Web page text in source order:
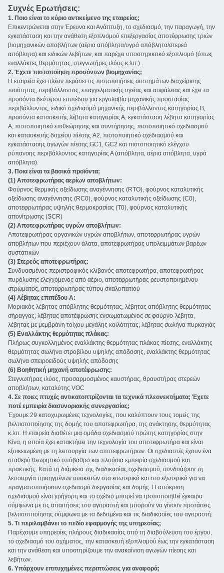
Συχνές Ερωτήσεις:
1. Ποιο είναι το κύριο αντικείμενο της εταιρείας;
Επικεντρώνεται στην Έρευνα και Ανάπτυξη, το σχεδιασμό, την παραγωγή, την
εγκατάσταση και την ανάθεση εξοπλισμού επεξεργασίας αποτέφρωσης τριών
βιομηχανικών αποβλήτων (αέρια απόβλητα/υγρά απόβλητα/στερεά
απόβλητα) και ειδικών λεβήτων, και παρέχει υποστηρικτικό εξοπλισμό (όπως
εναλλάκτες θερμότητας, στεγνωτήρες ιλύος κ.λπ.) ‌.
2. Έχετε πιστοποίηση προσόντων βιομηχανίας; ‌
Η εταιρεία έχει πλέον περάσει τις πιστοποιήσεις συστημάτων διαχείρισης
ποιότητας, περιβάλλοντος, επαγγελματικής υγείας και ασφάλειας και έχει τα
προσόντα δεύτερου επιπέδου για εργολαβία μηχανικής προστασίας
περιβάλλοντος, ειδικό σχεδιασμό μηχανικής περιβάλλοντος κατηγορίας Β,
προσόντα κατασκευής λέβητα κατηγορίας Α, εγκατάσταση λέβητα κατηγορίας
Α, πιστοποιητικό επιθεώρησης και συντήρησης, πιστοποιητικό σχεδιασμού
και κατασκευής δοχείου πίεσης A2, πιστοποιητικό σχεδιασμού και
εγκατάστασης αγωγών πίεσης GC1, GC2 και πιστοποιητικό ελέγχου
ρύπανσης περιβάλλοντος κατηγορίας Α (απόβλητα, αέρια απόβλητα, υγρά
απόβλητα).
3. Ποια είναι τα βασικά προϊόντα; ‌
(1) Αποτεφρωτήρας αερίων αποβλήτων:
Φούρνος θερμικής οξείδωσης αναγέννησης (RTO), φούρνος καταλυτικής
οξείδωσης αναγέννησης (RC0), φούρνος καταλυτικής οξείδωσης (C0),
αποτεφρωτήρας υψηλής θερμοκρασίας (T0), φούρνος καταλυτικής
απονίτρωσης (SCR)
(2) Αποτεφρωτήρας υγρών αποβλήτων:
Αποτεφρωτήρας οργανικών υγρών αποβλήτων, αποτεφρωτήρας υγρών
αποβλήτων που περιέχουν άλατα, αποτεφρωτήρας υπολειμμάτων βαρέων
συστατικών
(3) Στερεός αποτεφρωτήρας:
Συνδυασμένος περιστροφικός κλιβανός αποτεφρωτήρα, αποτεφρωτήρας
πυρόλυσης ελεγχόμενος από αέριο, αποτεφρωτήρας ρευστοποιημένου
στρώματος, αποτεφρωτήρας τύπου σκαλοπατιού
(4) Λέβητας επιπέδου Α:
Μοριακός λέβητας απόβλητης θερμότητας, λέβητας απόβλητης θερμότητας
σήραγγας, λέβητας αποτέφρωσης ενσωματωμένος σε φούρνο-λέβητα,
λέβητας με μεμβράνη τοίχου μεγάλης κοιλότητας, λέβητας σωλήνα πυρκαγιάς
(5) Εναλλάκτης θερμότητας πλάκας:
Πλήρως συγκολλημένος εναλλάκτης θερμότητας πλάκας πίεσης, εναλλάκτης
θερμότητας σωλήνα στροβίλου υψηλής απόδοσης, εναλλάκτης θερμότητας
σωλήνα σπειροειδούς υψηλής απόδοσης
(6) Βοηθητική μηχανή αποτέφρωσης:
Στεγνωτήρας ιλύος, προσαρμοσμένος καυστήρας, θραυστήρας στερεών
αποβλήτων, καταλύτης VOC ‌
4. Σε ποιες πτυχές αντικατοπτρίζονται τα τεχνικά πλεονεκτήματα; Έχετε
ποτέ εμπειρία διασυνοριακής συνεργασίας;
Έχουμε 29 κατοχυρωμένες τεχνολογίες, που καλύπτουν τους τομείς της
βελτιστοποίησης της δομής του αποτεφρωτήρα, της ανάκτησης θερμότητας
κ.λπ. Η εταιρεία διαθέτει μια ομάδα σχεδιασμού πρώτης κατηγορίας στην
Κίνα, η οποία έχει κατακτήσει την τεχνολογία του αποτεφρωτήρα και είναι
εξοικειωμένη με τη λειτουργία των αποτεφρωτήρων. Οι σχεδιαστές έχουν ένα
σταθερό θεωρητικό υπόβαθρο και πλούσια εμπειρία σχεδιασμού και
πρακτικής. Κατά τη διάρκεια της διαδικασίας σχεδιασμού, συνδυάζουν τη
λειτουργία προηγμένων συσκευών στο εσωτερικό και στο εξωτερικό για να
πραγματοποιήσουν σχεδιασμό διεργασίας και δομής. Η απόκριση
σχεδιασμού είναι γρήγορη και το σχέδιο μπορεί να τροποποιηθεί έγκαιρα
σύμφωνα με τις απαιτήσεις του αγοραστή και μπορούν να γίνουν προτάσεις
βελτιστοποίησης σύμφωνα με τα δεδομένα και τις διαδικασίες του αγοραστή.
5. Τι περιλαμβάνει το πεδίο εφαρμογής της υπηρεσίας;
Παρέχουμε υπηρεσίες πλήρους διαδικασίας από τη διαβούλευση του έργου,
το σχεδιασμό του σχήματος, την κατασκευή εξοπλισμού έως την εγκατάσταση
και την ανάθεση και υποστηρίζουμε την ανακαίνιση αγωγών πίεσης και
λεβήτων.
6. Υπάρχουν επιτυχημένες περιπτώσεις για αναφορά;